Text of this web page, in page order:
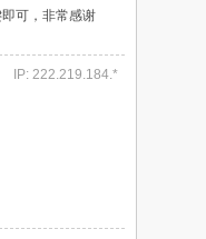
可，非常感谢
IP: 222.219.184.*